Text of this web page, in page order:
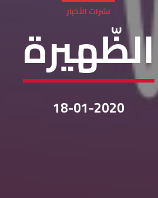
نشرات الأخبار
الظّهيرة
18-01-2020